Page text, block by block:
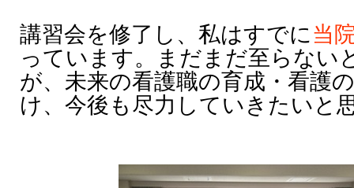
講習会を修了し、私はすでに当
っています。まだまだ至らない
が、未来の看護職の育成・看護
け、今後も尽力していきたいと